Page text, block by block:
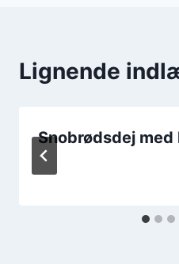
Lignende
Snobrødsdej